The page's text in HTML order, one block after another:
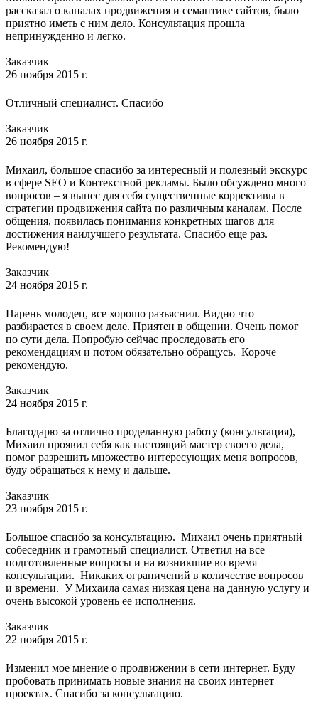
рассказал о каналах продвижения и семантике сайтов, было
приятно иметь с ним дело. Консультация прошла
непринужденно и легко.
Заказчик
26 ноября 2015 г.
Отличный специалист. Спасибо
Заказчик
26 ноября 2015 г.
Михаил, большое спасибо за интересный и полезный экскурс
в сфере SEO и Контекстной рекламы. Было обсуждено много
вопросов – я вынес для себя существенные коррективы в
стратегии продвижения сайта по различным каналам. После
общения, появилась понимания конкретных шагов для
достижения наилучшего результата. Спасибо еще раз.
Рекомендую!
Заказчик
24 ноября 2015 г.
Парень молодец, все хорошо разъяснил. Видно что
разбирается в своем деле. Приятен в общении. Очень помог
по сути дела. Попробую сейчас проследовать его
рекомендациям и потом обязательно обращусь. Короче
рекомендую.
Заказчик
24 ноября 2015 г.
Благодарю за отлично проделанную работу (консультация),
Михаил проявил себя как настоящий мастер своего дела,
помог разрешить множество интересующих меня вопросов,
буду обращаться к нему и дальше.
Заказчик
23 ноября 2015 г.
Большое спасибо за консультацию. Михаил очень приятный
собеседник и грамотный специалист. Ответил на все
подготовленные вопросы и на возникшие во время
консультации. Никаких ограничений в количестве вопросов
и времени. У Михаила самая низкая цена на данную услугу и
очень высокой уровень ее исполнения.
Заказчик
22 ноября 2015 г.
Изменил мое мнение о продвижении в сети интернет. Буду
пробовать принимать новые знания на своих интернет
проектах. Спасибо за консультацию.